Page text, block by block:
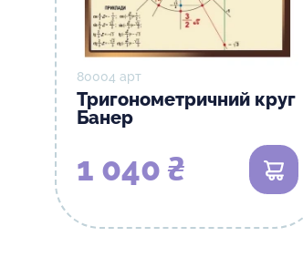
80004 арт
Тригонометричний круг
Банер
1 040 ₴ В